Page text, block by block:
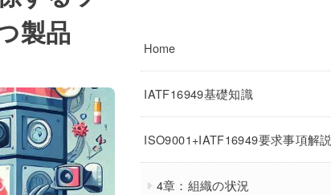
製品
Home
IATF16949基礎知識
ISO9001+IATF16949要求事項解説
4章：組織の状況